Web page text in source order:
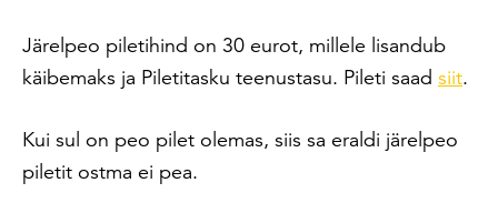
Järelpeo piletihind on 30 eurot, millele lisandub
käibemaks ja Piletitasku teenustasu. Pileti saad siit.
Kui sul on peo pilet olemas, siis sa eraldi järelpeo
piletit ostma ei pea.